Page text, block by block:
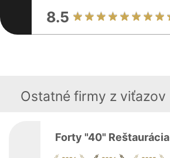
8.5
Ostatné firmy z viťazov
Forty "40" Reštaurácia